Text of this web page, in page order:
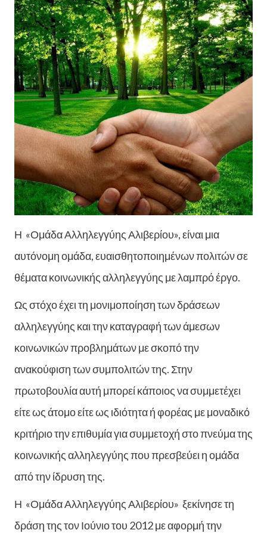
Η «Ομάδα Αλληλεγγύης Αλιβερίου», είναι μια
αυτόνομη ομάδα, ευαισθητοποιημένων πολιτών σε
θέματα κοινωνικής αλληλεγγύης με λαμπρό έργο.
Ως στόχο έχει τη μονιμοποίηση των δράσεων
αλληλεγγύης και την καταγραφή των άμεσων
κοινωνικών προβλημάτων με σκοπό την
ανακούφιση των συμπολιτών της. Στην
πρωτοβουλία αυτή μπορεί κάποιος να συμμετέχει
είτε ως άτομο είτε ως ιδιότητα ή φορέας με μοναδικό
κριτήριο την επιθυμία για συμμετοχή στο πνεύμα της
κοινωνικής αλληλεγγύης που πρεσβεύει η ομάδα
από την ίδρυση της.
Η «Ομάδα Αλληλεγγύης Αλιβερίου» ξεκίνησε τη
δράση της τον Ιούνιο του 2012 με αφορμή την